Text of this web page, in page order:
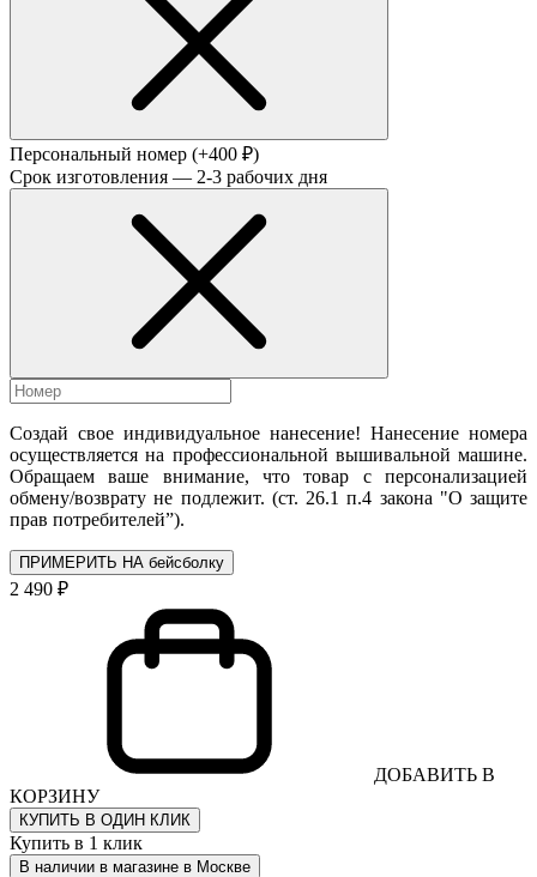
Персональный номер (+400 ₽)
Срок изготовления — 2-3 рабочих дня
Создай свое индивидуальное нанесение! Нанесение номера
осуществляется на профессиональной вышивальной машине.
Обращаем ваше внимание, что товар с персонализацией
обмену/возврату не подлежит. (ст. 26.1 п.4 закона "О защите
прав потребителей”).
ПРИМЕРИТЬ НА бейсболку
2 490 ₽
ДОБАВИТЬ В
КОРЗИНУ
КУПИТЬ В ОДИН КЛИК
Купить в 1 клик
В наличии в магазине в Москве